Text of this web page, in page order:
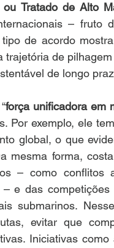
Tratado de Alto
– fruto
de acordo
trajetória de
de longo
força unificadora em
Por exemplo, ele
global, o que
mesma forma,
– como conflitos
e das
submarinos.
evitar que
Iniciativas